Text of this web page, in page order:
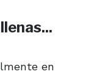
en